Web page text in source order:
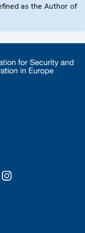
as the Author of